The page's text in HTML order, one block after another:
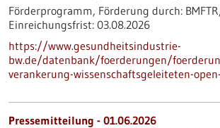
Förderprogramm, Förderung durch: BMFTR,
Einreichungsfrist: 03.08.2026
https://www.gesundheitsindustrie-
bw.de/datenbank/foerderungen/
verankerung-wissenschaftsgeleiteten-
Pressemitteilung - 01.06.2026